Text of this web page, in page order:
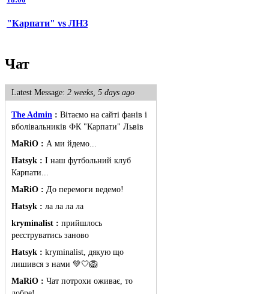
"Карпати" vs ЛНЗ
Чат
Latest Message: 2 weeks, 5 days ago
The Admin : Вітаємо на сайті фанів і
вболівальників ФК "Карпати" Львів
MaRiO : А ми йдемо...
Hatsyk : І наш футбольний клуб
Карпати...
MaRiO : До перемоги ведемо!
Hatsyk : ла ла ла ла
kryminalist : прийшлось
реєструватись заново
Hatsyk : kryminalist, дякую що
лишився з нами 💚🤍🦁
MaRiO : Чат потрохи оживає, то